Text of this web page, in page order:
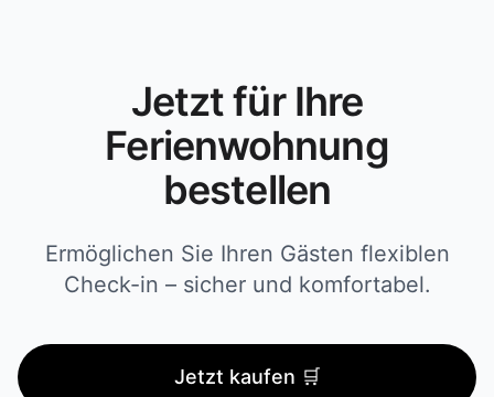
Jetzt für Ihre
Ferienwohnung
bestellen
Ermöglichen Sie Ihren Gästen flexiblen
Check-in – sicher und komfortabel.
Jetzt kaufen 🛒